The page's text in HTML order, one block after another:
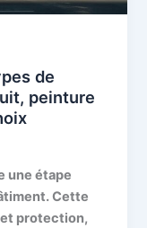
de
peinture
une étape
Cette
protection,